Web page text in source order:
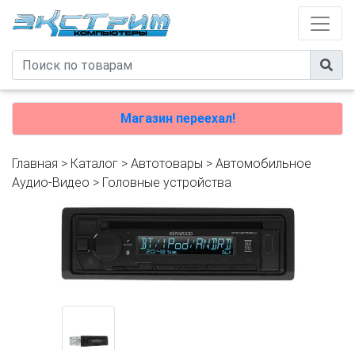
Магазин переехал!
Главная > Каталог > Автотовары > Автомобильное
Аудио-Видео > Головные устройства